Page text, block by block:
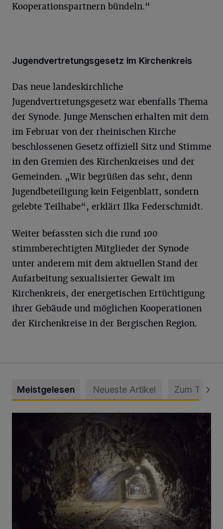
Kooperationspartnern bündeln.“
Jugendvertretungsgesetz im Kirchenkreis
Das neue landeskirchliche
Jugendvertretungsgesetz war ebenfalls Thema
der Synode. Junge Menschen erhalten mit dem
im Februar von der rheinischen Kirche
beschlossenen Gesetz offiziell Sitz und Stimme
in den Gremien des Kirchenkreises und der
Gemeinden. „Wir begrüßen das sehr, denn
Jugendbeteiligung kein Feigenblatt, sondern
gelebte Teilhabe“, erklärt Ilka Federschmidt.
Weiter befassten sich die rund 100
stimmberechtigten Mitglieder der Synode
unter anderem mit dem aktuellen Stand der
Aufarbeitung sexualisierter Gewalt im
Kirchenkreis, der energetischen Ertüchtigung
ihrer Gebäude und möglichen Kooperationen
der Kirchenkreise in der Bergischen Region.
Meistgelesen Neueste Artikel Zum Thema